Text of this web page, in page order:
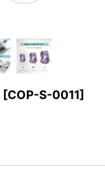
[COP-S-0011]